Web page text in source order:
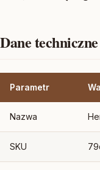
Dane
Parametr
Nazwa
SKU